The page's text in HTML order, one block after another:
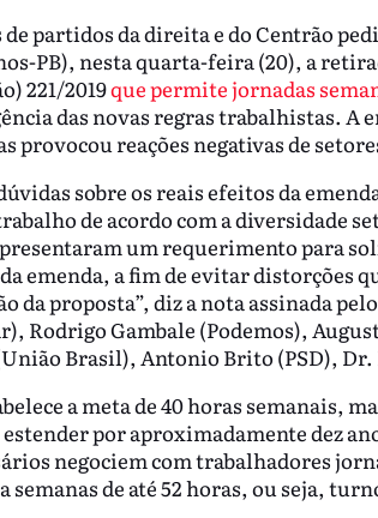
de partidos da direita e do Centrão
PB), nesta quarta-feira (20), a
221/2019que permite jornadas
das novas regras trabalhistas. A
provocou reações negativas de
sobre os reais efeitos da emenda
de acordo com a diversidade
um requerimento para
emenda, a fim de evitar distorções
da proposta”, diz a nota assinada
Rodrigo Gambale (Podemos),
Brasil), Antonio Brito (PSD),
a meta de 40 horas semanais,
estender por aproximadamente dez
negociem com trabalhadores
semanas de até 52 horas, ou seja,